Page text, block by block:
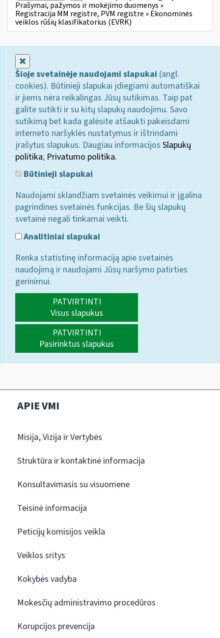
Prašymai, pažymos ir mokėjimo duomenys »
Registracija MM registre, PVM registre » Ekonominės
veiklos rūšių klasifikatorius (EVRK)
Šioje svetainėje naudojami slapukai (angl.
cookies). Būtinieji slapukai įdiegiami automatiškai
ir jiems nėra reikalingas Jūsų sutikimas. Taip pat
galite sutikti ir su kitų slapukų naudojimu. Savo
sutikimą bet kada galėsite atšaukti pakeisdami
interneto naršyklės nustatymus ir ištrindami
įrašytus slapukus. Daugiau informacijos Slapukų
politika; Privatumo politika.
Būtinieji slapukai
Naudojami sklandžiam svetainės veikimui ir įgalina
pagrindines svetainės funkcijas. Be šių slapukų
svetainė negali tinkamai veikti.
Analitiniai slapukai
Renka statistinę informaciją apie svetainės
naudojimą ir naudojami Jūsų naršymo patirties
gerinimui.
PATVIRTINTI
Visus slapukus
PATVIRTINTI
Pasirinktus slapukus
APIE VMI
Misija, Vizija ir Vertybės
Struktūra ir kontaktinė informacija
Konsultavimasis su visuomene
Teisinė informacija
Peticijų komisijos veikla
Veiklos sritys
Kokybės vadyba
Mokesčių administravimo procedūros
Korupcijos prevencija